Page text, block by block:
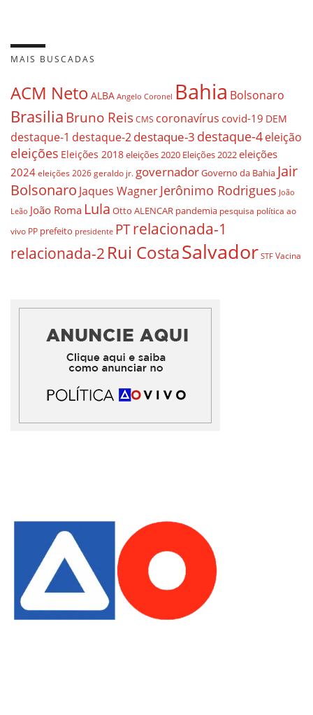
MAIS BUSCADAS
ACM Neto ALBA Angelo Coronel Bahia Bolsonaro
BrasiliaBruno ReisCMS coronavírus covid-19 DEM
destaque-1 destaque-2destaque-3 destaque-4eleição
eleições Eleições 2018eleições 2020 Eleições 2022eleições
2024 eleições 2026 geraldo jr. governadorGoverno da Bahia Jair
Bolsonaro Jaques WagnerJerônimo Rodrigues João
Leão João Roma Lula Otto ALENCAR pandemia pesquisa política ao
vivo PP prefeito presidente PTrelacionada-1
relacionada-2 Rui CostaSalvador STF Vacina